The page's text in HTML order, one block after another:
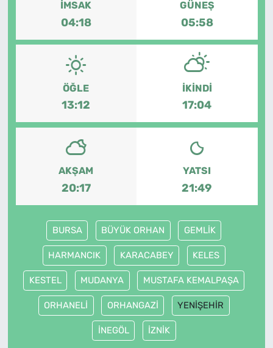
İMSAK
04:18
GÜNEŞ
05:58
ÖĞLE
13:12
İKINDI
17:04
AKŞAM
20:17
YATSI
21:49
BURSA BÜYÜK ORHAN GEMLİK
HARMANCIK KARACABEY KELES
KESTEL MUDANYA MUSTAFA KEMALPAŞA
ORHANELİ ORHANGAZİ YENİŞEHİR
İNEGÖL İZNİK